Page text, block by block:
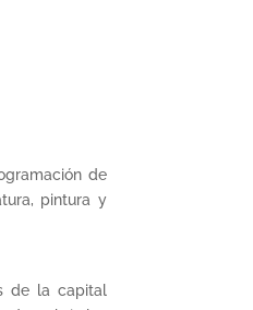
de
pintura y
de la capital